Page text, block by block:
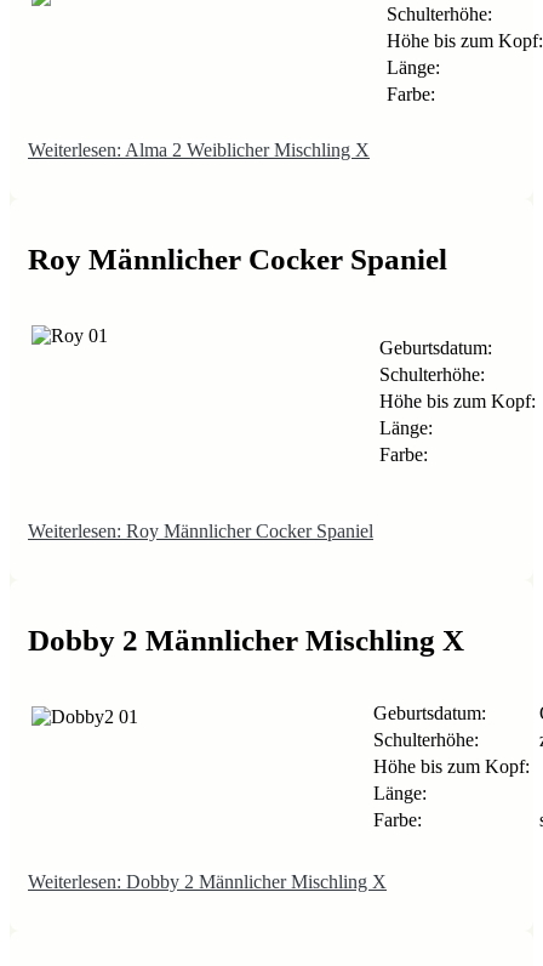
Schulterhöhe:
Höhe bis zum Kopf:
Länge:
Farbe:
Weiterlesen: Alma 2 Weiblicher Mischling X
Roy Männlicher Cocker Spaniel
Geburtsdatum:
Schulterhöhe:
Höhe bis zum Kopf:
Länge:
Farbe:
Weiterlesen: Roy Männlicher Cocker Spaniel
Dobby 2 Männlicher Mischling X
Geburtsdatum:
Schulterhöhe:
Höhe bis zum Kopf:
Länge:
Farbe:
Weiterlesen: Dobby 2 Männlicher Mischling X